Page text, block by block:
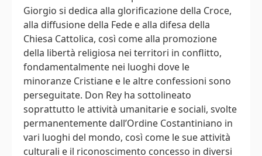
Giorgio si dedica alla glorificazione della Croce,
alla diffusione della Fede e alla difesa della
Chiesa Cattolica, così come alla promozione
della libertà religiosa nei territori in conflitto,
fondamentalmente nei luoghi dove le
minoranze Cristiane e le altre confessioni sono
perseguitate. Don Rey ha sottolineato
soprattutto le attività umanitarie e sociali, svolte
permanentemente dall’Ordine Costantiniano in
vari luoghi del mondo, così come le sue attività
culturali e il riconoscimento concesso in diversi